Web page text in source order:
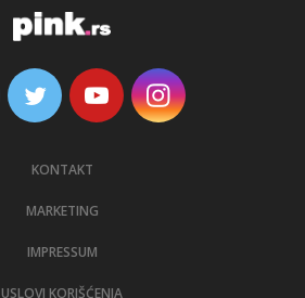
KONTAKT
MARKETING
IMPRESSUM
USLOVI KORIŠĆENJA